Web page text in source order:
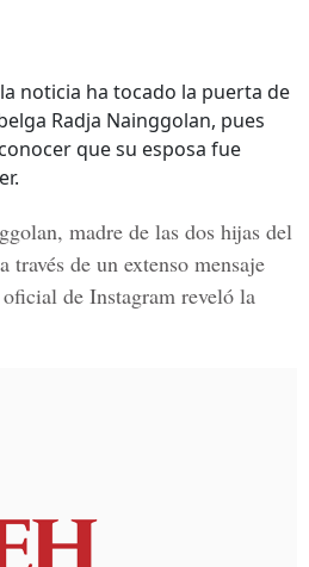
noticia ha tocado la puerta de
Radja Nainggolan, pues
que su esposa fue
, madre de las dos hijas del
través de un extenso mensaje
de Instagram reveló la